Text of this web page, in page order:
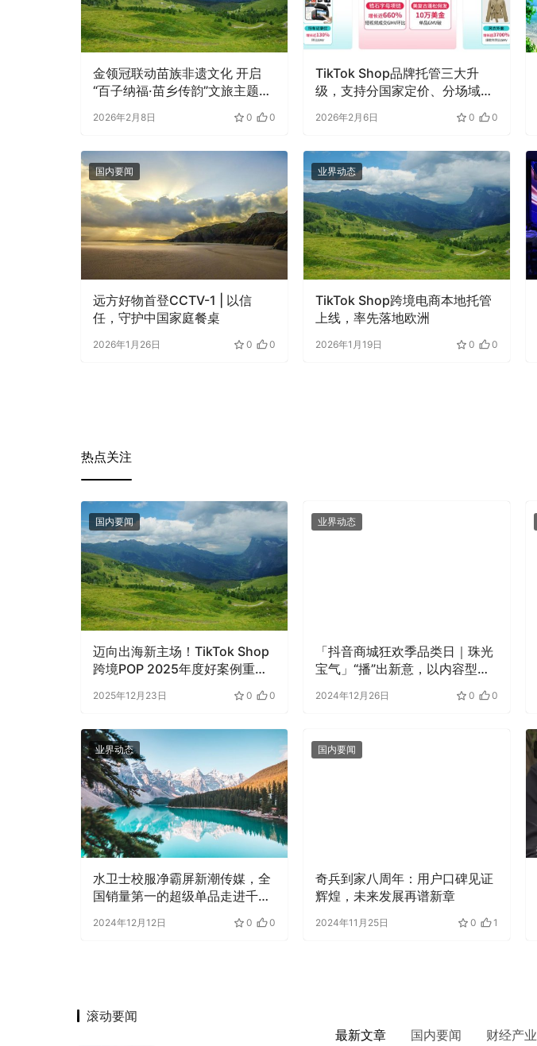
金领冠联动苗族非遗文化 开启
“百子纳福·苗乡传韵”文旅主题直
2026年2月8日 0 0
TikTok Shop品牌托管三大升
级，支持分国家定价、分场域结
2026年2月6日 0 0
国内要闻
远方好物首登CCTV-1 | 以信
任，守护中国家庭餐桌
2026年1月26日 0 0
业界动态
TikTok Shop跨境电商本地托管
上线，率先落地欧洲
2026年1月19日 0 0
热点关注
国内要闻
迈向出海新主场！TikTok Shop
跨境POP 2025年度好案例重磅
2025年12月23日 0 0
业界动态
「抖音商城狂欢季品类日｜珠光
宝气」“播”出新意，以内容型直
2024年12月26日 0 0
业界动态
水卫士校服净霸屏新潮传媒，全
国销量第一的超级单品走进千家
2024年12月12日 0 0
国内要闻
奇兵到家八周年：用户口碑见证
辉煌，未来发展再谱新章
2024年11月25日 0 1
最新文章 国内要闻 财经产业
滚动要闻